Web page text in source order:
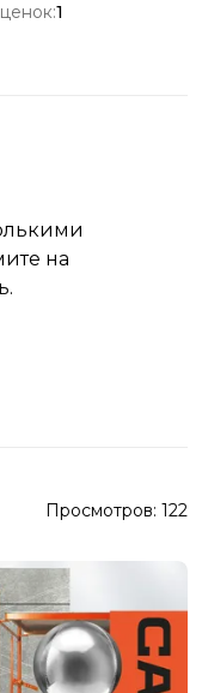
1
на
Просмотров: 122